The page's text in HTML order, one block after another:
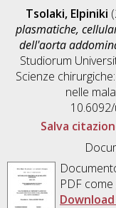
Tsolaki, Elpiniki
plasmatiche,
dell'aorta
Studiorum
Scienze
nelle
Salva
PDF come